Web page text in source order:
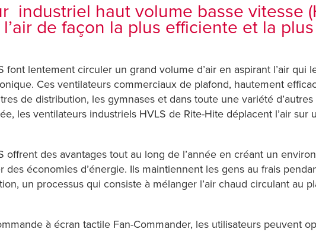
industriel haut volume basse vitesse
de façon la plus efficiente et la
font lentement circuler un grand volume d’air en aspirant l’air qui
Ces ventilateurs commerciaux de plafond, hautement
de distribution, les gymnases et dans toute une variété
les ventilateurs industriels HVLS de Rite-Hite déplacent l’air
offrent des avantages tout au long de l’année en créant un
des économies d’énergie. Ils maintiennent les gens au frais
un processus qui consiste à mélanger l’air chaud circulant au
à écran tactile Fan-Commander, les utilisateurs peuvent